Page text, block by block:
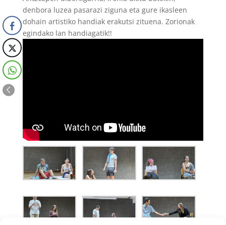
denbora luzea pasarazi ziguna eta gure ikasleen
dohain artistiko handiak erakutsi zituena. Zorionak
egindako lan handiagatik!!